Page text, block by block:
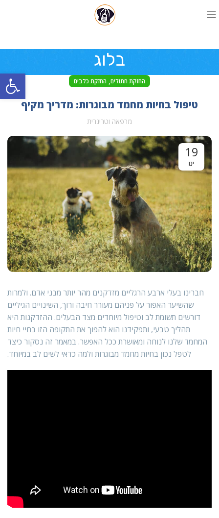
פתח
בלוג
החזקת חתולים, החזקת כלבים
טיפול בחיות מחמד מבוגרות: מדריך מקיף
מרפאה וטרינרית
19
ינו
חברינו בעלי ארבע הרגליים מזדקנים מהר יותר מבני אדם. ולמרות
שהשיער האפור על פניהם מעורר חיבה ורוך, השינויים הגיליים
דורשים תשומת לב וטיפול מיוחדים מצד הבעלים. ההזדקנות היא
תהליך טבעי, ותפקידנו הוא להפוך את התקופה הזו בחיי חיות
המחמד שלנו לנוחה ומאושרת ככל האפשר. במאמר זה נסקור כיצד
לטפל נכון בחיות מחמד מבוגרות ולמה כדאי לשים לב במיוחד.